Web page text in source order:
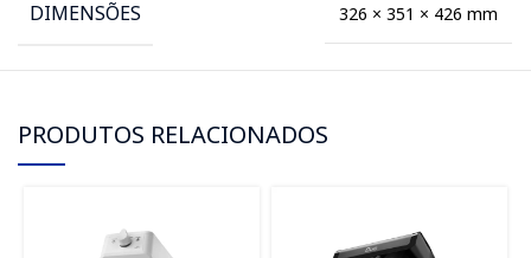
DIMENSÕES 326 × 351 × 426 mm
PRODUTOS RELACIONADOS